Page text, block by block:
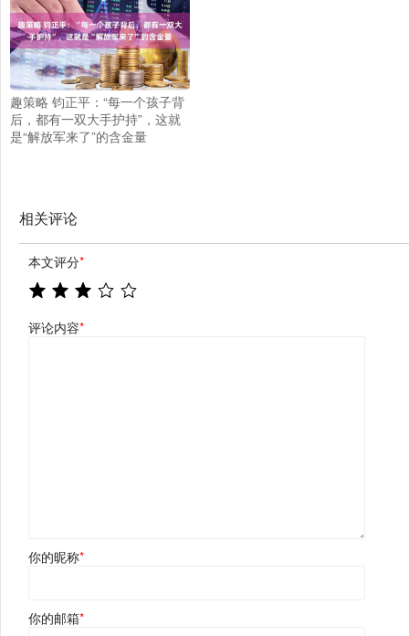
趣策略 钧正平：“每一个孩子背
后，都有一双大手护持”，这就
是“解放军来了”的含金量
相关评论
本文评分*
评论内容*
你的昵称*
你的邮箱*